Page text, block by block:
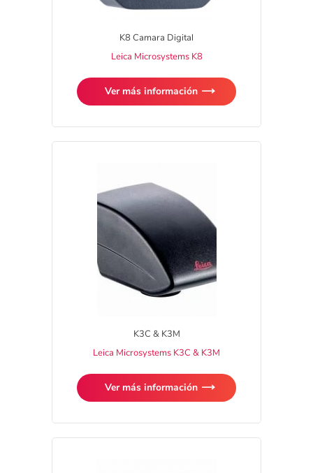
K8 Camara Digital
Leica Microsystems K8
Ver más información
K3C & K3M
Leica Microsystems K3C & K3M
Ver más información